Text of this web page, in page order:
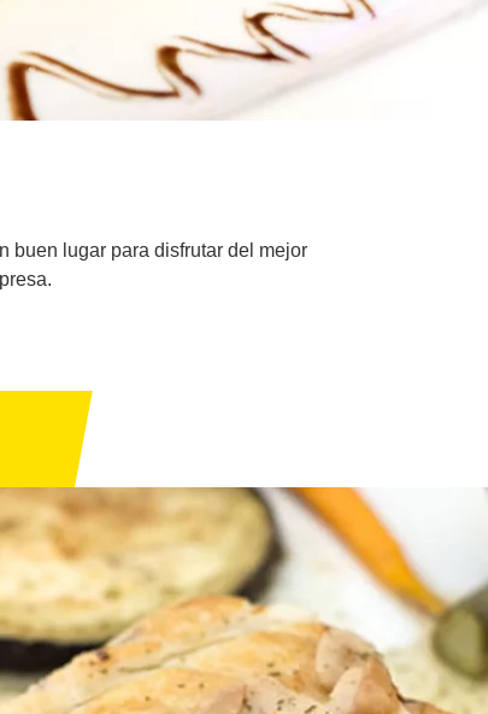
buen lugar para disfrutar del mejor